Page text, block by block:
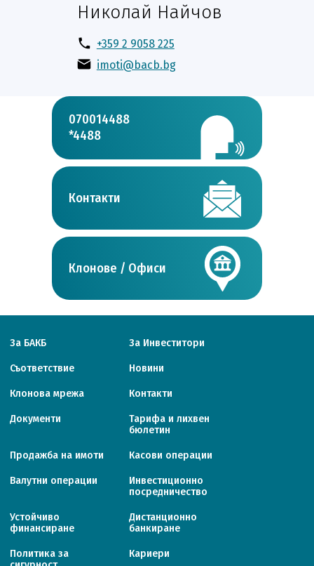
Николай Найчов
+359 2 9058 225
imoti@bacb.bg
*4488
070014488
Контакти
Клонове / Офиси
За БАКБ За Инвеститори
Съответствие Новини
Клонова мрежа Контакти
Документи
Тарифa и лихвен
бюлетин
Продажба на имоти Касови операции
Валутни операции
Инвестиционно
посредничество
Устойчиво
финансиране
Дистанционно
банкиране
Политика за
Кариери